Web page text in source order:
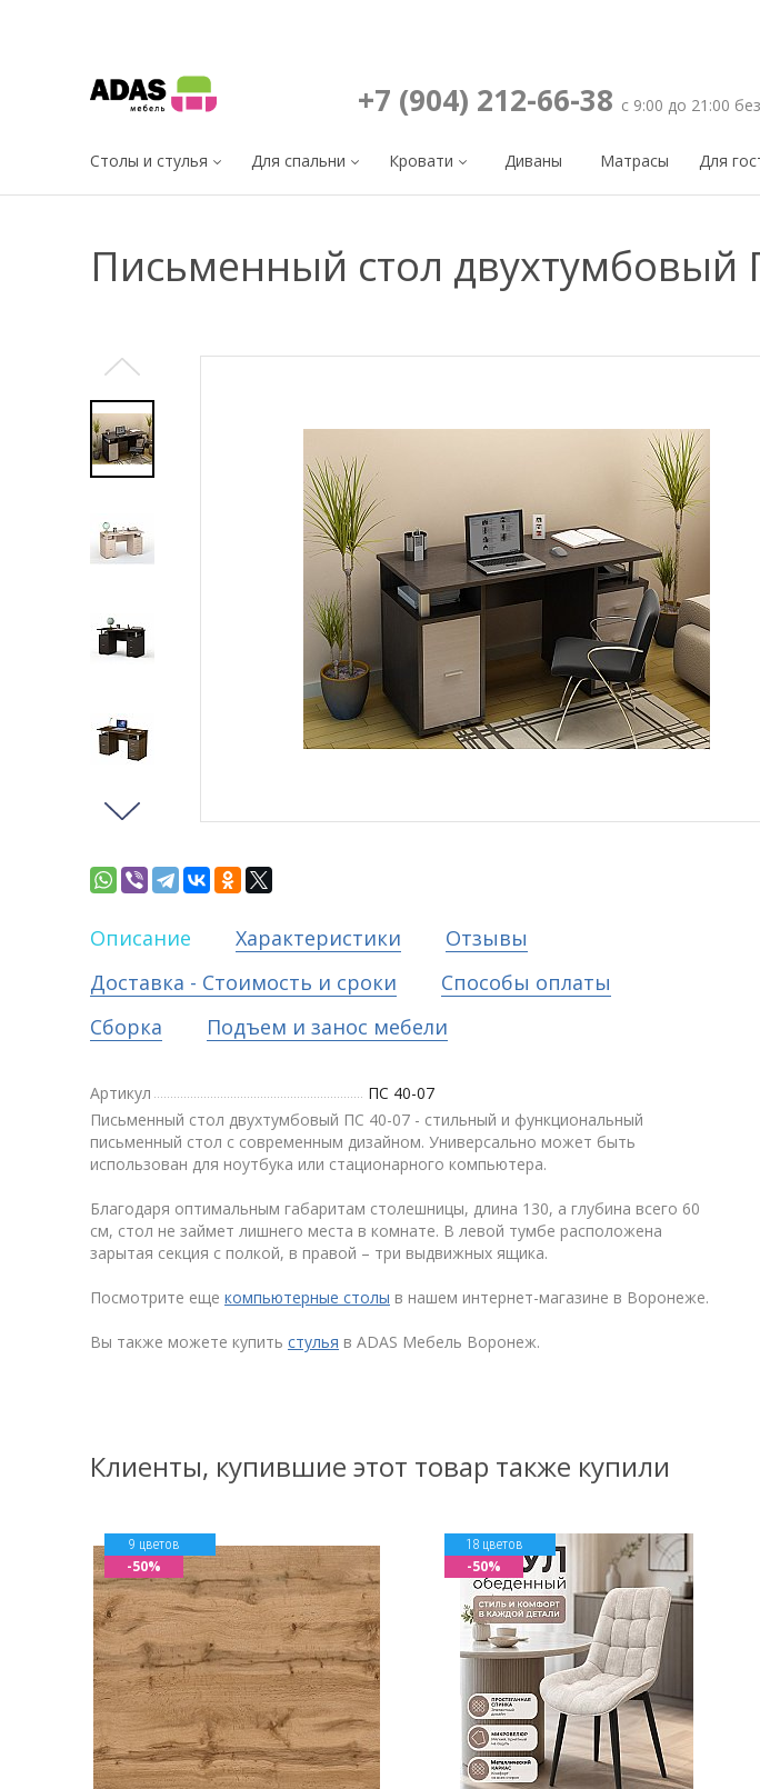
+7 (904) 212-66-38 с 9:00 до 21:00
Столы и стулья Для спальни Кровати Диваны Матрасы Для
Письменный стол двухтумбовый
Описание Характеристики
Отзывы
Доставка - Стоимость и сроки
Способы оплаты
Сборка
Подъем и занос мебели
Артикул
ПС 40-07
Письменный стол двухтумбовый ПС 40-07 - стильный и функциональный
письменный стол с современным дизайном. Универсально может быть
использован для ноутбука или стационарного компьютера.
Благодаря оптимальным габаритам столешницы, длина 130, а глубина всего 60
см, стол не займет лишнего места в комнате. В левой тумбе расположена
зарытая секция с полкой, в правой – три выдвижных ящика.
Посмотрите еще компьютерные столы в нашем интернет-магазине в Воронеже.
Вы также можете купить стулья в ADAS Мебель Воронеж.
Клиенты, купившие этот товар также купили
9 цветов
-50%
18 цветов
-50%